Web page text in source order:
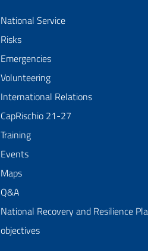
National Service
Risks
Emergencies
Volunteering
International Relations
CapRischio 21-27
Training
Events
Maps
Q&A
National Recovery and Resilience
objectives